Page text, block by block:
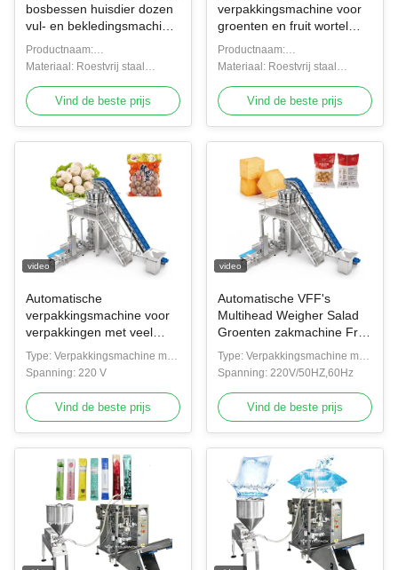
bosbessen huisdier dozen
vul- en bekledingsmachine
voor het conserveren /
bottelen
Productnaam:
Verpakkingsmachine voor fruit
en groenten
Materiaal: Roestvrij staal
304/316
Vind de beste prijs
verpakkingsmachine voor
groenten en fruit wortel
Citrus frambozen
nectarines bak
Productnaam:
Verpakkingsmachine voor fruit
en groenten
Materiaal: Roestvrij staal
304/316
Vind de beste prijs
video
Automatische
verpakkingsmachine voor
verpakkingen met veel
koppen,
verpakkingsmachine voor
verpakkingen met veel
koppen,
verpakkingsmachine voor
verpakkingen voor
verpakkingen met
verpakkingen voor
verpakkingen voor
verpakkingen met
verpakkingen voor
verpakkingen met
verpakkingen voor
Type: Verpakkingsmachine met
meerdere functies
Spanning: 220 V
Vind de beste prijs
video
Automatische VFF's
Multihead Weigher Salad
Groenten zakmachine Fruit
and Vegetable Packaging
Machine
Type: Verpakkingsmachine met
meerdere functies
Spanning: 220V/50HZ,60Hz
Vind de beste prijs